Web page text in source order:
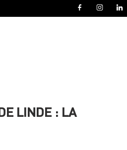
LINDE : LA